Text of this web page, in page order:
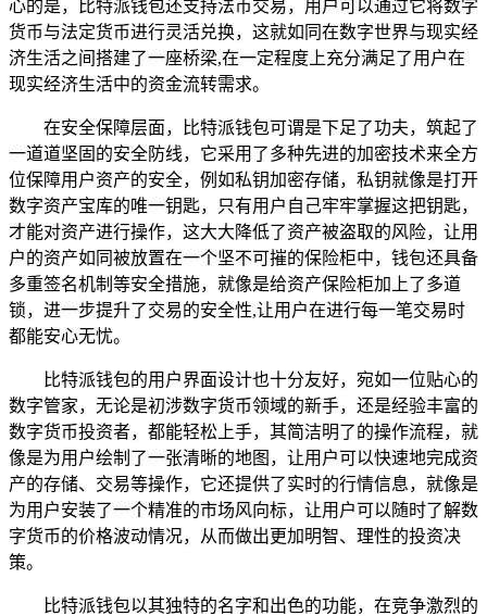
心的是，比特派钱包还支持法币交易，用户可以通过它将数字
货币与法定货币进行灵活兑换，这就如同在数字世界与现实经
济生活之间搭建了一座桥梁,在一定程度上充分满足了用户在
现实经济生活中的资金流转需求。
在安全保障层面，比特派钱包可谓是下足了功夫，筑起了
一道道坚固的安全防线，它采用了多种先进的加密技术来全方
位保障用户资产的安全，例如私钥加密存储，私钥就像是打开
数字资产宝库的唯一钥匙，只有用户自己牢牢掌握这把钥匙，
才能对资产进行操作，这大大降低了资产被盗取的风险，让用
户的资产如同被放置在一个坚不可摧的保险柜中，钱包还具备
多重签名机制等安全措施，就像是给资产保险柜加上了多道
锁，进一步提升了交易的安全性,让用户在进行每一笔交易时
都能安心无忧。
比特派钱包的用户界面设计也十分友好，宛如一位贴心的
数字管家，无论是初涉数字货币领域的新手，还是经验丰富的
数字货币投资者，都能轻松上手，其简洁明了的操作流程，就
像是为用户绘制了一张清晰的地图，让用户可以快速地完成资
产的存储、交易等操作，它还提供了实时的行情信息，就像是
为用户安装了一个精准的市场风向标，让用户可以随时了解数
字货币的价格波动情况，从而做出更加明智、理性的投资决
策。
比特派钱包以其独特的名字和出色的功能，在竞争激烈的